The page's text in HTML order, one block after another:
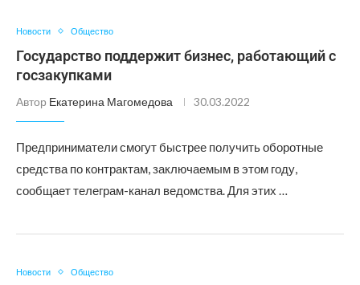
Новости Общество
Государство поддержит бизнес, работающий с
госзакупками
Автор Екатерина Магомедова 30.03.2022
Предприниматели смогут быстрее получить оборотные
средства по контрактам, заключаемым в этом году,
сообщает телеграм-канал ведомства. Для этих …
Новости Общество